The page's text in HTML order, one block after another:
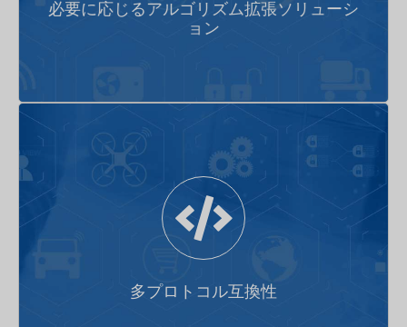
必要に応じるアルゴリズム拡張ソリューシ
ョン
マウント機構
多プロトコル互換性
車クラウド間とのマルチプロトコル通信システム